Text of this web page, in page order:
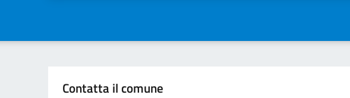
Contatta il comune